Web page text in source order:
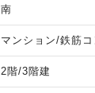
南
マンション/鉄筋
2階/3階建